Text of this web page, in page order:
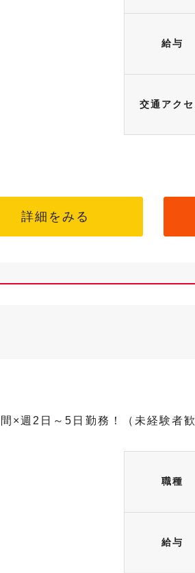
給与
交通アクセ
詳細をみる
週2日～5日勤務！（未経験者歓
職種
給与